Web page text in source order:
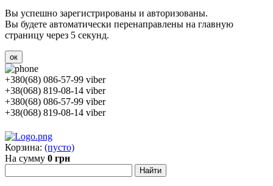
Вы успешно зарегистрированы и авторизованы.
Вы будете автоматически перенаправлены на главную
страницу через 5 секунд.
ок
+380(68) 086-57-99 viber
+38(068) 819-08-14 viber
+380(68) 086-57-99 viber
+38(068) 819-08-14 viber
Корзина: (пусто)
На сумму 0 грн